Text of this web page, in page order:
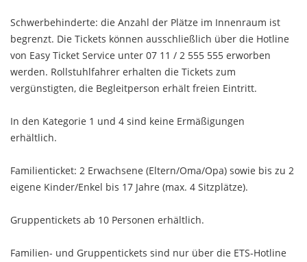
Schwerbehinderte: die Anzahl der Plätze im Innenraum ist
begrenzt. Die Tickets können ausschließlich über die Hotline
von Easy Ticket Service unter 07 11 / 2 555 555 erworben
werden. Rollstuhlfahrer erhalten die Tickets zum
vergünstigten, die Begleitperson erhält freien Eintritt.
In den Kategorie 1 und 4 sind keine Ermäßigungen
erhältlich.
Familienticket: 2 Erwachsene (Eltern/Oma/Opa) sowie bis zu 2
eigene Kinder/Enkel bis 17 Jahre (max. 4 Sitzplätze).
Gruppentickets ab 10 Personen erhältlich.
Familien- und Gruppentickets sind nur über die ETS-Hotline